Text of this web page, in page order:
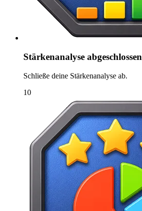
Stärkenanalyse abgeschlossen
Schließe deine Stärkenanalyse ab.
10